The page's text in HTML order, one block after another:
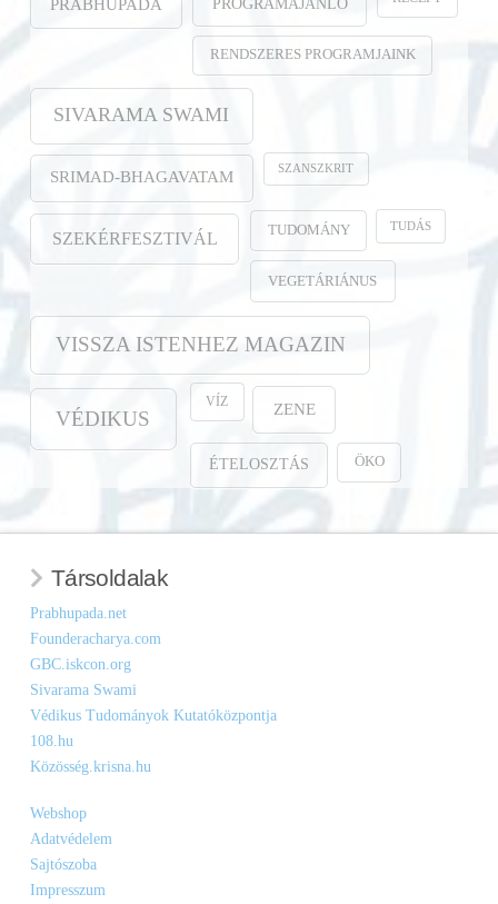
PRABHUPADA
RENDSZERES PROGRAMJAINK
SIVARAMA SWAMI
SRIMAD-BHAGAVATAM SZANSZKRIT
SZEKÉRFESZTIVÁL TUDOMÁNY TUDÁS
VEGETÁRIÁNUS
VISSZA ISTENHEZ MAGAZIN
VÉDIKUS
VÍZ ZENE
ÉTELOSZTÁS ÖKO
Társoldalak
Prabhupada.net
Founderacharya.com
GBC.iskcon.org
Sivarama Swami
Védikus Tudományok Kutatóközpontja
108.hu
Közösség.krisna.hu
Webshop
Adatvédelem
Sajtószoba
Impresszum